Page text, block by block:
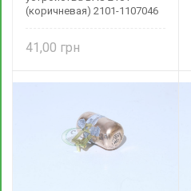
(коричневая) 2101-1107046
41,00